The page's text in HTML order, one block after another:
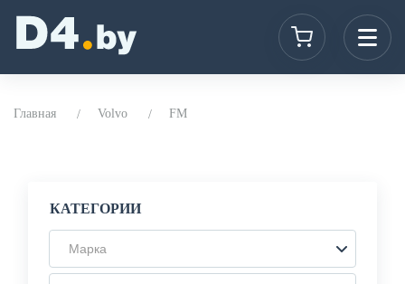
Главная Volvo FM
КАТЕГОРИИ
Марка